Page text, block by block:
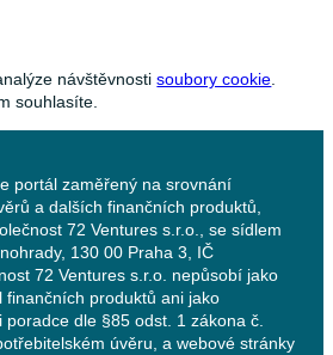
návštěvnostisoubory cookie
souhlasíte.
portál zaměřený na srovnání
a dalších finančních produktů,
72 Ventures s.r.o., se sídlem
130 00 Praha 3, IČ
72 Ventures s.r.o. nepůsobí jako
finančních produktů ani jako
dle §85 odst. 1 zákona č.
úvěru, a webové stránky